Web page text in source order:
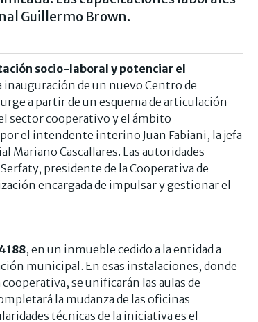
Guillermo Brown.
socio-laboral y potenciar el
inauguración de un nuevo Centro de
a partir de un esquema de articulación
sector cooperativo y el ámbito
el intendente interino Juan Fabiani, la jefa
Mariano Cascallares. Las autoridades
presidente de la Cooperativa de
encargada de impulsar y gestionar el
, en un inmueble cedido a la entidad a
municipal. En esas instalaciones, donde
se unificarán las aulas de
la mudanza de las oficinas
técnicas de la iniciativa es el